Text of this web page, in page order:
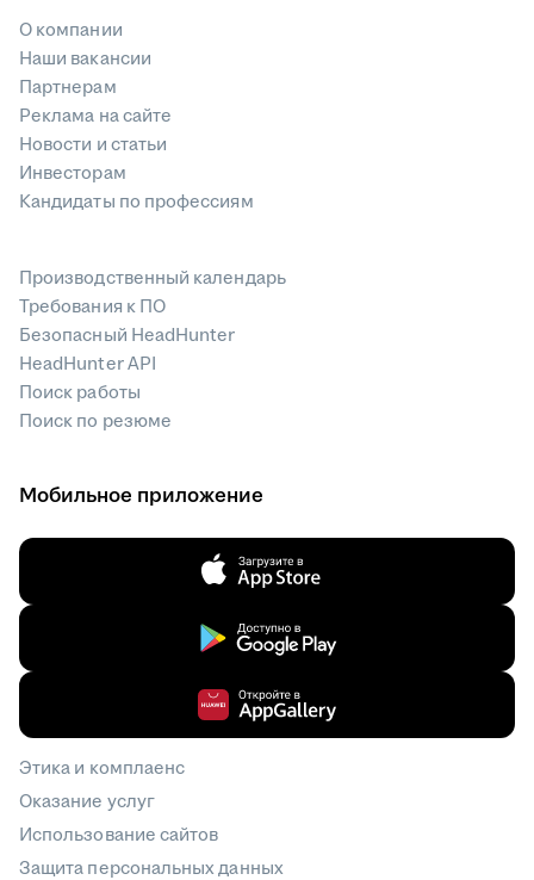
О компании
Наши вакансии
Партнерам
Реклама на сайте
Новости и статьи
Инвесторам
Кандидаты по профессиям
Производственный календарь
Требования к ПО
Безопасный HeadHunter
HeadHunter API
Поиск работы
Поиск по резюме
Мобильное приложение
Этика и комплаенс
Оказание услуг
Использование сайтов
Защита персональных данных